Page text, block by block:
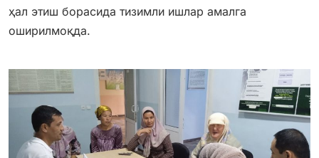
ҳал этиш борасида тизимли ишлар амалга
оширилмоқда.